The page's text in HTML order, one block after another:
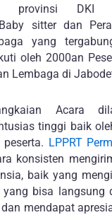
provinsi DKI
sitter dan
yang
oleh 2000an
Lembaga di
Acara
tinggi baik
LPPRT
konsisten
baik yang
bisa langsung
mendapat